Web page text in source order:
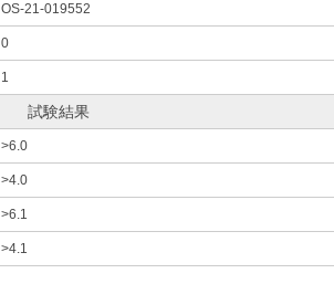
OS-21-019552
0
1
試験結果
>6.0
>4.0
>6.1
>4.1